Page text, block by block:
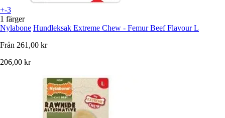
+-3
1 färger
Nylabone Hundleksak Extreme Chew - Femur Beef Flavour L
Från 261,00 kr
206,00 kr